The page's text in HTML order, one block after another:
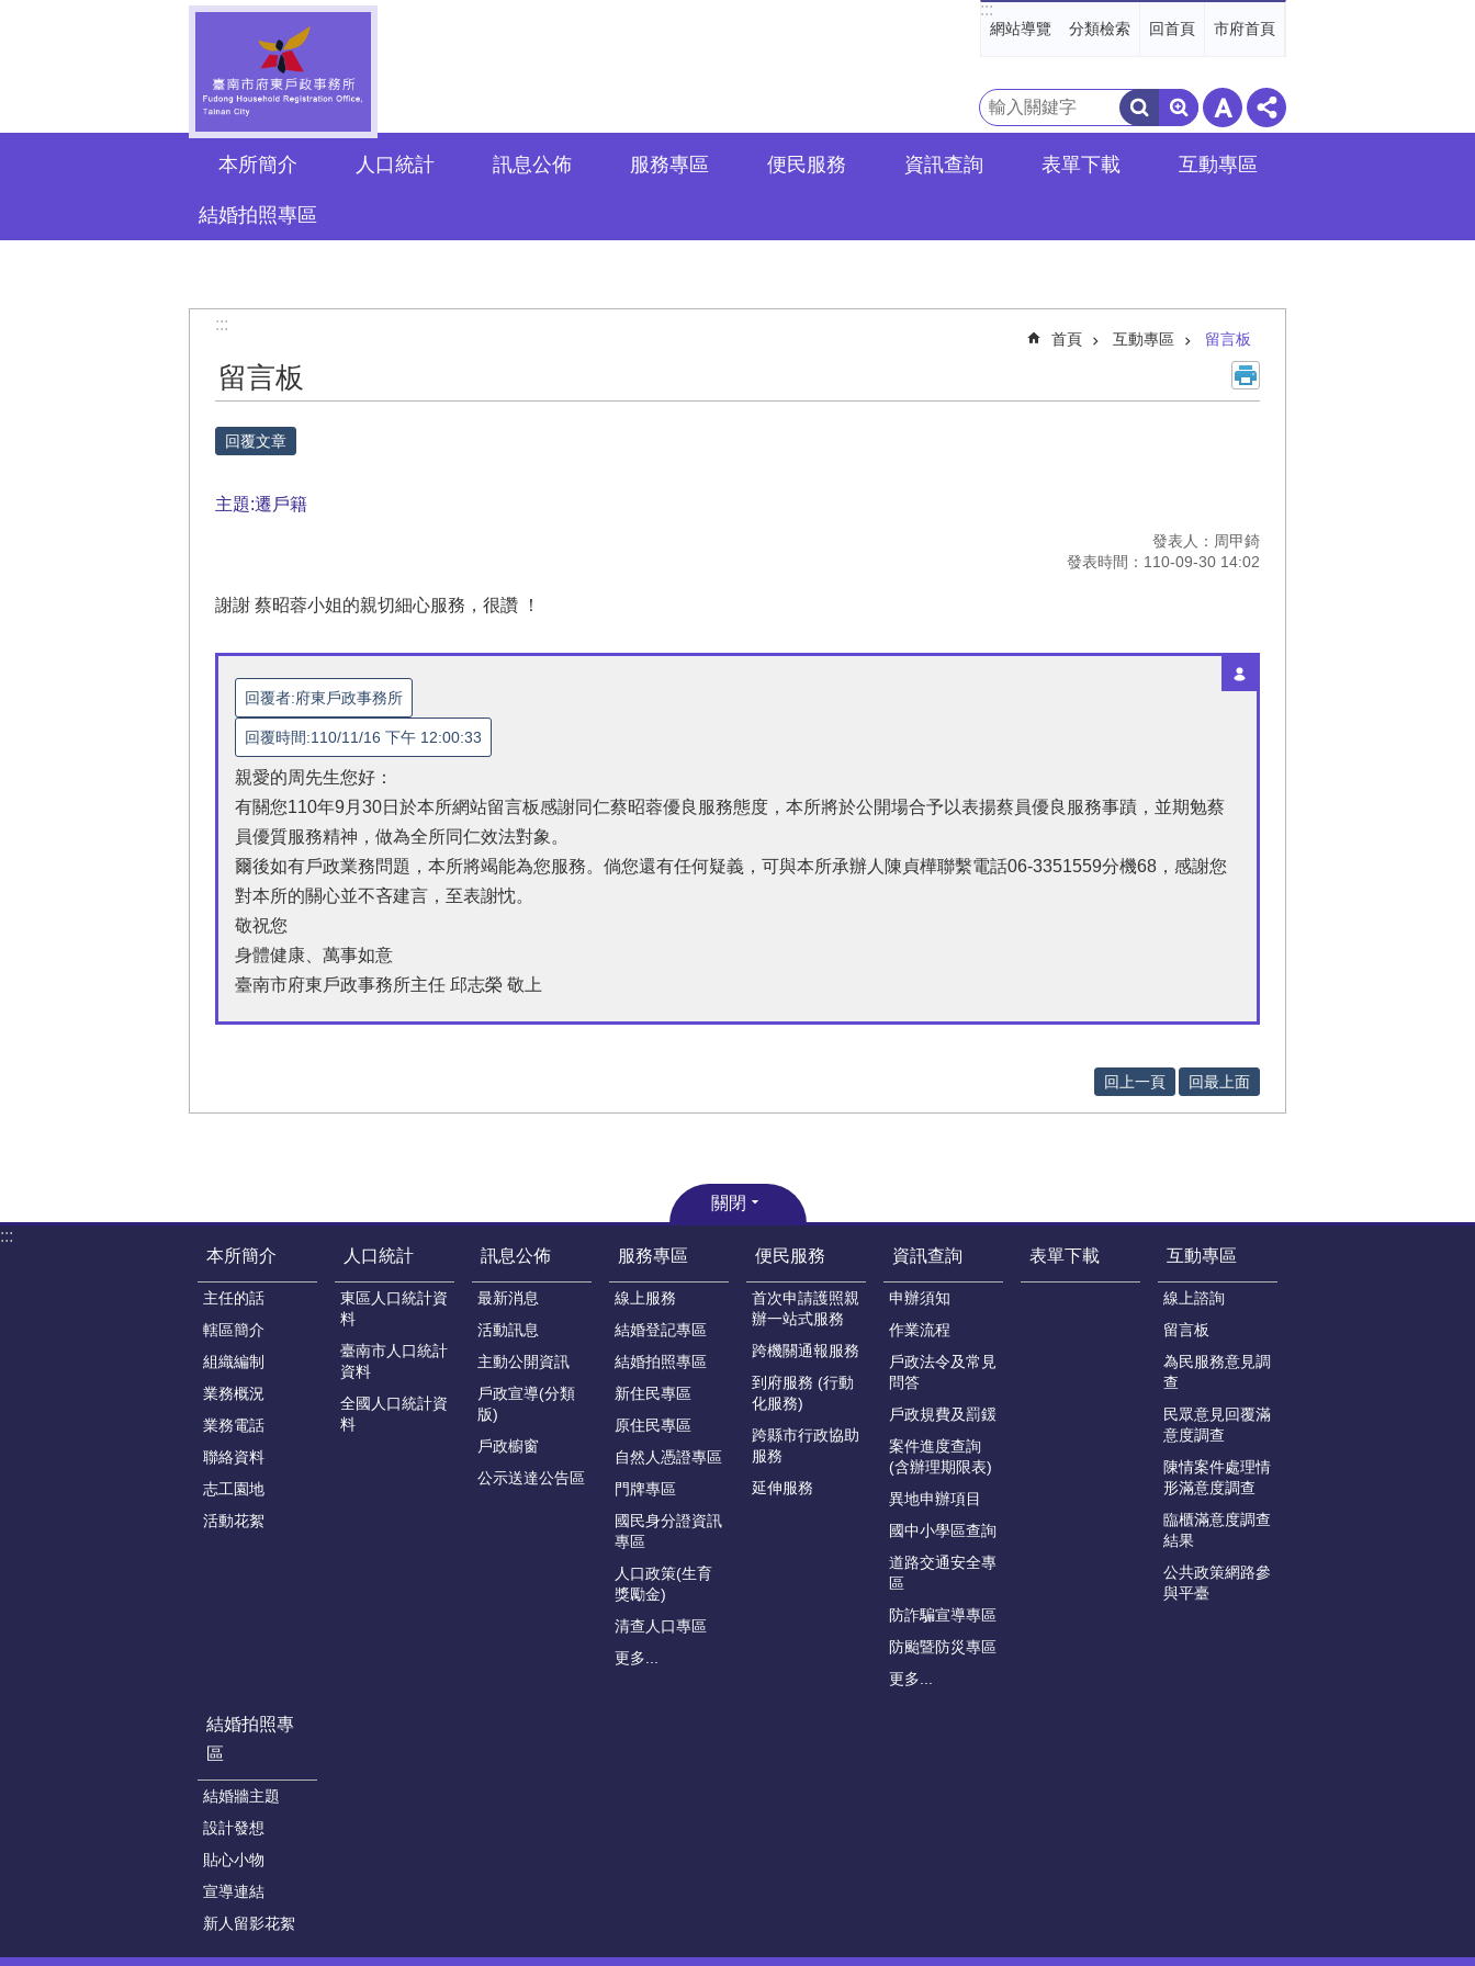
:::
網站導覽 分類檢索 回首頁 市府首頁
搜
尋
本所簡介 人口統計 訊息公佈 服務專區 便民服務 資訊查詢 表單下載 互動專區
結婚拍照專區
:::
首頁 互動專區 留言板
留言板
回覆文章
主題:遷戶籍
發表人：周甲錡
發表時間：110-09-30 14:02
謝謝 蔡昭蓉小姐的親切細心服務，很讚 ！
回覆者:府東戶政事務所
回覆時間:110/11/16 下午 12:00:33
親愛的周先生您好：
有關您110年9月30日於本所網站留言板感謝同仁蔡昭蓉優良服務態度，本所將於公開場合予以表揚蔡員優良服務事蹟，並期勉蔡
員優質服務精神，做為全所同仁效法對象。
爾後如有戶政業務問題，本所將竭能為您服務。倘您還有任何疑義，可與本所承辦人陳貞樺聯繫電話06-3351559分機68，感謝您
對本所的關心並不吝建言，至表謝忱。
敬祝您
身體健康、萬事如意
臺南市府東戶政事務所主任 邱志榮 敬上
回上一頁 回最上面
關閉
:::
本所簡介
主任的話
轄區簡介
組織編制
業務概況
業務電話
聯絡資料
志工園地
活動花絮
人口統計
東區人口統計資
料
臺南市人口統計
資料
全國人口統計資
料
訊息公佈
最新消息
活動訊息
主動公開資訊
戶政宣導(分類
版)
戶政櫥窗
公示送達公告區
服務專區
線上服務
結婚登記專區
結婚拍照專區
新住民專區
原住民專區
自然人憑證專區
門牌專區
國民身分證資訊
專區
人口政策(生育
獎勵金)
清查人口專區
更多...
便民服務
首次申請護照親
辦一站式服務
跨機關通報服務
到府服務 (行動
化服務)
跨縣市行政協助
服務
延伸服務
資訊查詢
申辦須知
作業流程
戶政法令及常見
問答
戶政規費及罰鍰
案件進度查詢
(含辦理期限表)
異地申辦項目
國中小學區查詢
道路交通安全專
區
防詐騙宣導專區
防颱暨防災專區
更多...
表單下載 互動專區
線上諮詢
留言板
為民服務意見調
查
民眾意見回覆滿
意度調查
陳情案件處理情
形滿意度調查
臨櫃滿意度調查
結果
公共政策網路參
與平臺
結婚拍照專
區
結婚牆主題
設計發想
貼心小物
宣導連結
新人留影花絮